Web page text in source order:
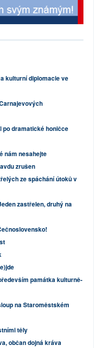
kulturní diplomacie ve
po dramatické honičce
nám nesahejte
zrušen
ze spáchání útoků v
zastřelen, druhý na
památka kulturně-
na Staroměstském
těly
občan dojná kráva